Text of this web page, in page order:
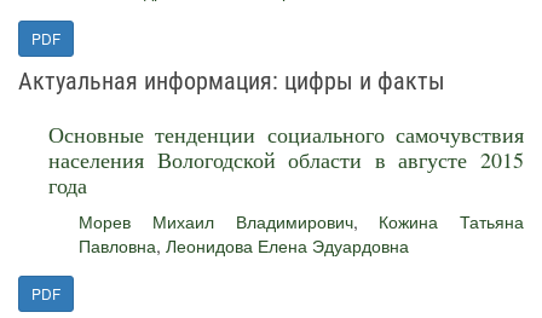
PDF
Актуальная информация: цифры и факты
Основные тенденции социального самочувствия
населения Вологодской области в августе 2015
года
Морев Михаил Владимирович, Кожина Татьяна
Павловна, Леонидова Елена Эдуардовна
PDF